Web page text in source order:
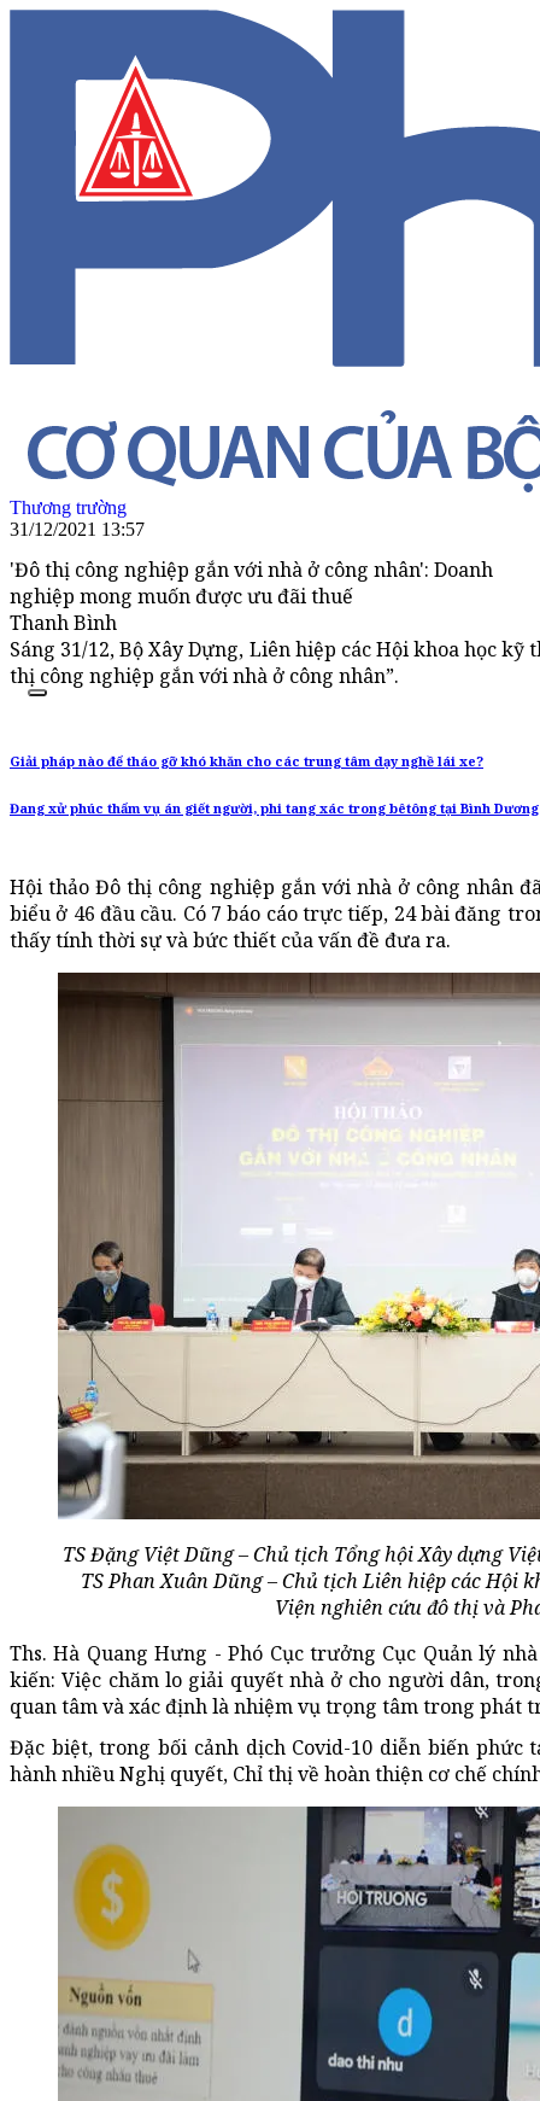
Thương trường
31/12/2021 13:57
'Đô thị công nghiệp gắn với nhà ở công nhân': Doanh
nghiệp mong muốn được ưu đãi thuế
Thanh Bình
Sáng 31/12, Bộ Xây Dựng, Liên hiệp các Hội khoa học
thị công nghiệp gắn với nhà ở công nhân”.
Giải pháp nào để tháo gỡ khó khăn cho các trung tâm dạy nghề lái xe?
Đang xử phúc thẩm vụ án giết người, phi tang xác trong bêtông tại Bình Dương
Hội thảo Đô thị công nghiệp gắn với nhà ở công nhân
biểu ở 46 đầu cầu. Có 7 báo cáo trực tiếp, 24 bài đăng
thấy tính thời sự và bức thiết của vấn đề đưa ra.
TS Đặng Việt Dũng – Chủ tịch Tổng hội Xây dựng
TS Phan Xuân Dũng – Chủ tịch Liên hiệp các Hội
Viện nghiên cứu đô thị và
Ths. Hà Quang Hưng - Phó Cục trưởng Cục Quản lý
kiến: Việc chăm lo giải quyết nhà ở cho người dân,
quan tâm và xác định là nhiệm vụ trọng tâm trong phát
Đặc biệt, trong bối cảnh dịch Covid-10 diễn biến
hành nhiều Nghị quyết, Chỉ thị về hoàn thiện cơ chế